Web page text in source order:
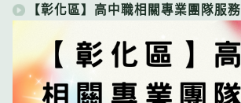
【彰化區】高中職相關專業團隊服務